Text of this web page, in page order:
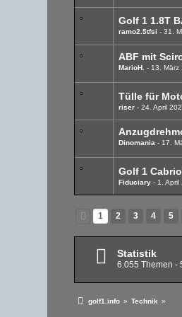
Golf 1 1.8T
ramo2.5tfsi 31.
ABF mit
MarioH. 13. März
Tülle für
riser 24. April
Dinomania 17.
Golf 1
Fiduciary 1. April
1 2 3 4 5
Statistik
6.055 Themen -
golf1.info » Technik »